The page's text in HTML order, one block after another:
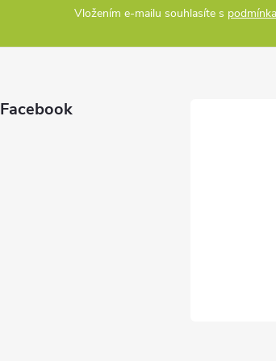
Vložením e-mailu souhlasíte s
Facebook